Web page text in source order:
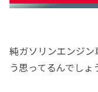
純ガソリンエンジ
う思ってるんでしょ